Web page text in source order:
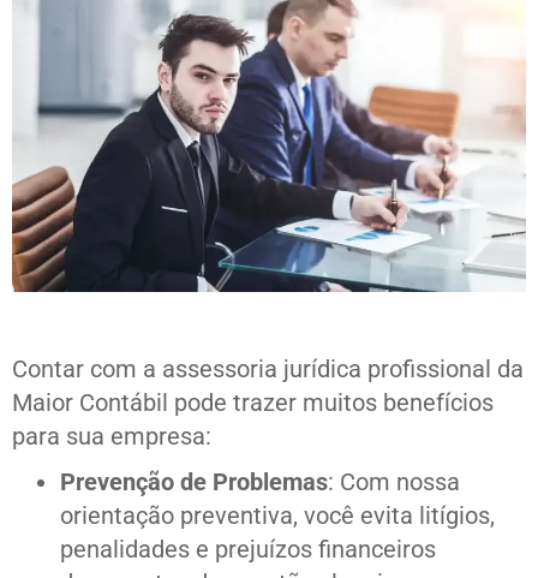
Contar com a assessoria jurídica profissional da
Maior Contábil pode trazer muitos benefícios
para sua empresa:
Prevenção de Problemas: Com nossa
orientação preventiva, você evita litígios,
penalidades e prejuízos financeiros